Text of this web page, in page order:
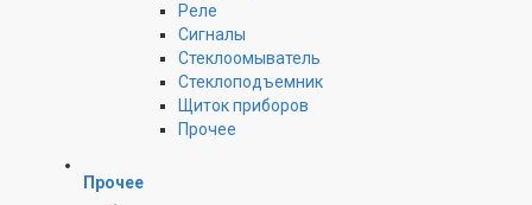
Реле
Сигналы
Стеклоомыватель
Стеклоподъемник
Щиток приборов
Прочее
Прочее